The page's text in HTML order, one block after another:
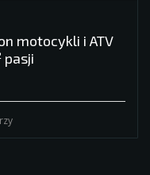
motocykli i ATV
pasji